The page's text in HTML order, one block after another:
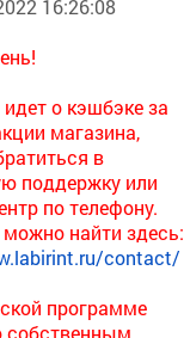
16:26:08
о кэшбэке за
магазина,
в
поддержку или
по телефону.
найти здесь:
contact/
программе
собственным